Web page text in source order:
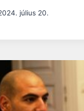
július 20.